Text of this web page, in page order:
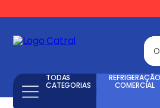
O
TODAS
CATEGORIAS
REFRIGERAÇÃO
COMERCIAL